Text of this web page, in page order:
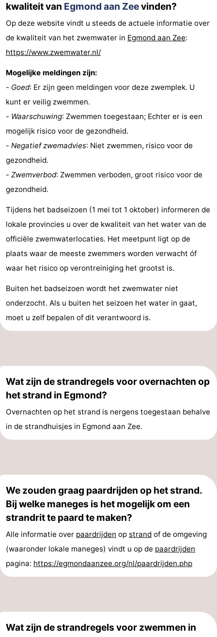
kwaliteit van Egmond aan Zeevinden?
Op deze website vindt u steeds de actuele informatie over
de kwaliteit van het zwemwater in Egmond aan Zee:
https://www.zwemwater.nl/
Mogelijke meldingen zijn:
- Goed: Er zijn geen meldingen voor deze zwemplek. U
kunt er veilig zwemmen.
- Waarschuwing: Zwemmen toegestaan; Echter er is een
mogelijk risico voor de gezondheid.
- Negatief zwemadvies: Niet zwemmen, risico voor de
gezondheid.
- Zwemverbod: Zwemmen verboden, groot risico voor de
gezondheid.
Tijdens het badseizoen (1 mei tot 1 oktober) informeren de
lokale provincies u over de kwaliteit van het water van de
officiële zwemwaterlocaties. Het meetpunt ligt op de
plaats waar de meeste zwemmers worden verwacht óf
waar het risico op verontreiniging het grootst is.
Buiten het badseizoen wordt het zwemwater niet
onderzocht. Als u buiten het seizoen het water in gaat,
moet u zelf bepalen of dit verantwoord is.
Wat zijn de strandregels voor overnachten op
het strand in Egmond?
Overnachten op het strand is nergens toegestaan behalve
in de strandhuisjes in Egmond aan Zee.
We zouden graag paardrijden op het strand.
Bij welke maneges is het mogelijk om een
strandrit te paard te maken?
Alle informatie over paardrijden op strand of de omgeving
(waaronder lokale maneges) vindt u op de paardrijden
pagina: https://egmondaanzee.org/nl/paardrijden.php
Wat zijn de strandregels voor zwemmen in